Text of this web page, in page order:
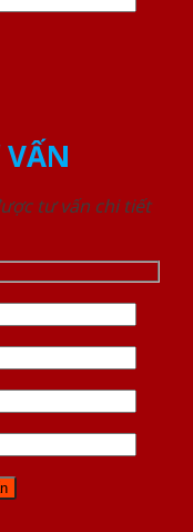
tư vấn chi tiết